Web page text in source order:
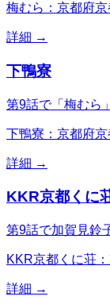
梅むら：京都府
詳細 →
下鴨寮
第9話で「梅むら
下鴨寮：京都府
詳細 →
KKR京都くに
第9話で加賀見鈴
KKR京都くに荘
詳細 →